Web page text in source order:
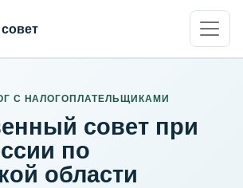
С НАЛОГОПЛАТЕЛЬЩИКАМИ
совет при
по
области